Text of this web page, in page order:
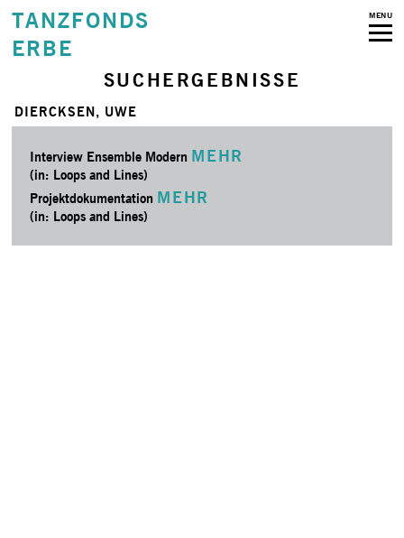
TANZFONDS
ERBE
MENU
SUCHERGEBNISSE
DIERCKSEN, UWE
Interview Ensemble Modern MEHR
(in: Loops and Lines)
Projektdokumentation MEHR
(in: Loops and Lines)